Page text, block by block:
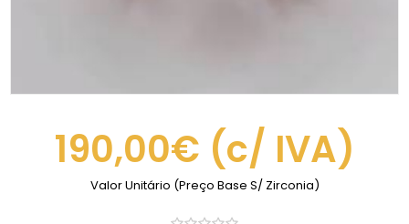
190,00€ (c/ IVA)
Valor Unitário (Preço Base S/ Zirconia)